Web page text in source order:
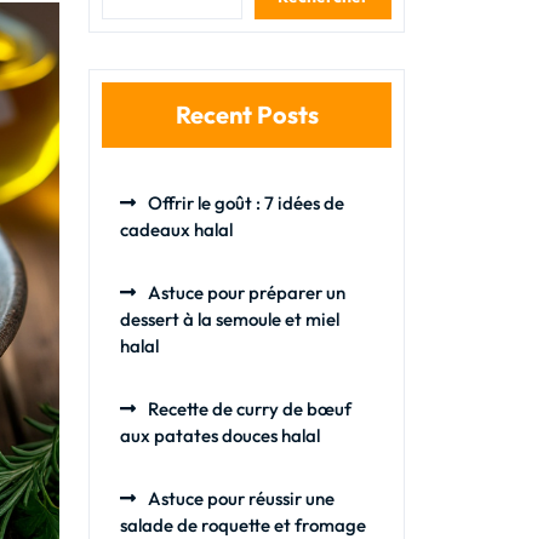
Recent Posts
Offrir le goût : 7 idées de
cadeaux halal
Astuce pour préparer un
dessert à la semoule et miel
halal
Recette de curry de bœuf
aux patates douces halal
Astuce pour réussir une
salade de roquette et fromage